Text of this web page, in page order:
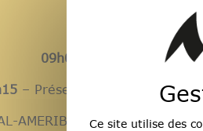
09h00
– Présentation de la journée
AMERIBER / Université de
Ce site utilise des